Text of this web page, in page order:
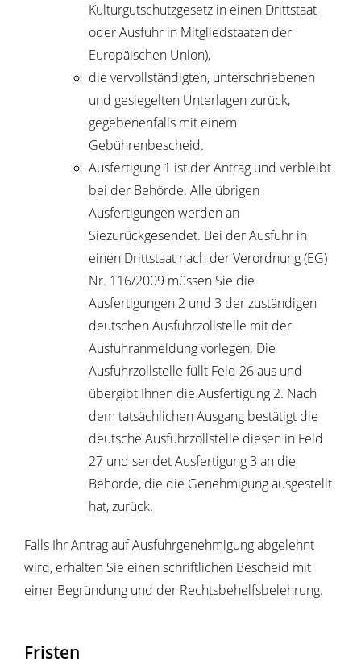
Kulturgutschutzgesetz in einen Drittstaat
oder Ausfuhr in Mitgliedstaaten der
Europäischen Union),
die vervollständigten, unterschriebenen
und gesiegelten Unterlagen zurück,
gegebenenfalls mit einem
Gebührenbescheid.
Ausfertigung 1 ist der Antrag und verbleibt
bei der Behörde. Alle übrigen
Ausfertigungen werden an
Siezurückgesendet. Bei der Ausfuhr in
einen Drittstaat nach der Verordnung (EG)
Nr. 116/2009 müssen Sie die
Ausfertigungen 2 und 3 der zuständigen
deutschen Ausfuhrzollstelle mit der
Ausfuhranmeldung vorlegen. Die
Ausfuhrzollstelle füllt Feld 26 aus und
übergibt Ihnen die Ausfertigung 2. Nach
dem tatsächlichen Ausgang bestätigt die
deutsche Ausfuhrzollstelle diesen in Feld
27 und sendet Ausfertigung 3 an die
Behörde, die die Genehmigung ausgestellt
hat, zurück.
Falls Ihr Antrag auf Ausfuhrgenehmigung abgelehnt
wird, erhalten Sie einen schriftlichen Bescheid mit
einer Begründung und der Rechtsbehelfsbelehrung.
Fristen